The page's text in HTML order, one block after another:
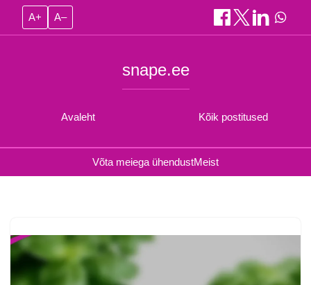
A+ A–
Avaleht
snape.ee
Kõik postitused
Võta meiega ühendustMeist